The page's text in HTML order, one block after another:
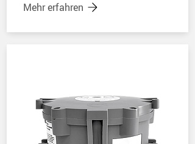
Mehr erfahren